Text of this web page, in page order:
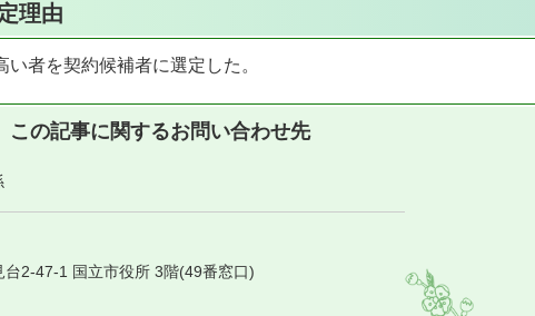
理由
者を契約候補者に選定した。
この記事に関するお問い合わせ先
2-47-1 国立市役所 3階(49番窓口)